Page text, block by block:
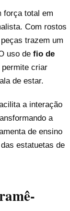
força total em
Com rostos
trazem um
uso de fio de
criar
de estar.
a interação
a
de ensino
estatuetas de